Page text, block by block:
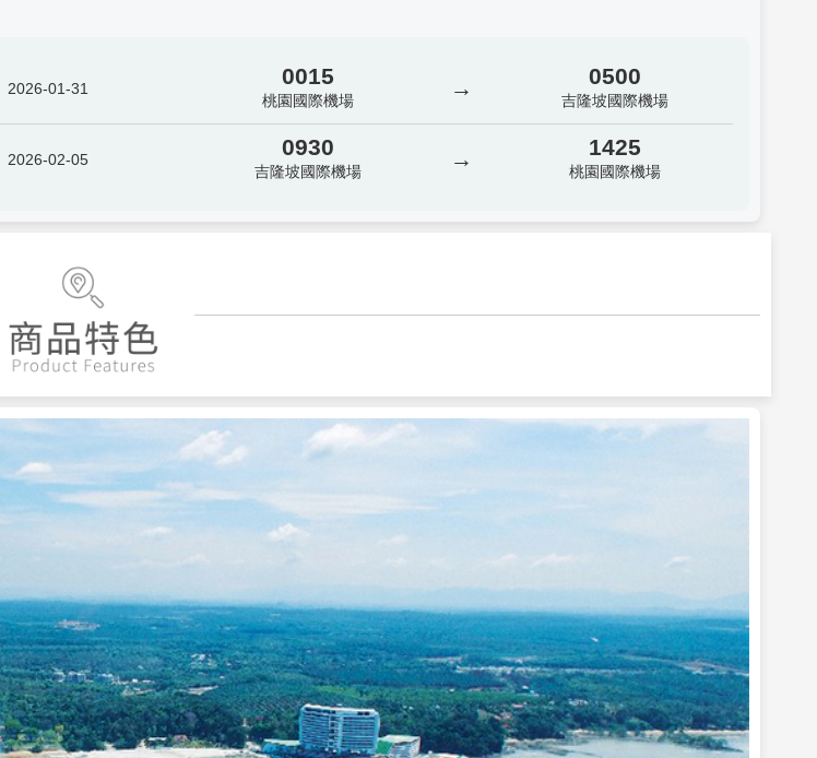
2026-01-31 0015
桃園國際機場 → 0500
吉隆坡國際機場
2026-02-05 0930
吉隆坡國際機場 → 1425
桃園國際機場